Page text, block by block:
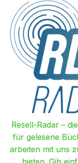
Resell-Radar –
für gelesene
arbeiten mit uns